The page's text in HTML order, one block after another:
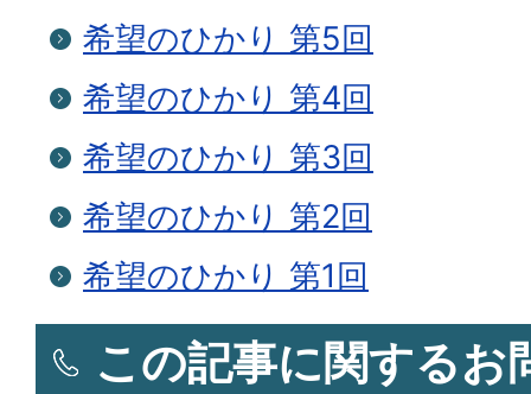
希望のひかり 第5回
希望のひかり 第4回
希望のひかり 第3回
希望のひかり 第2回
希望のひかり 第1回
この記事に関するお